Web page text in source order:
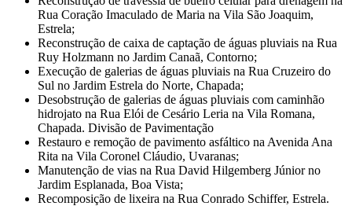
Rua Coração Imaculado de Maria na Vila São Joaquim,
Estrela;
Reconstrução de caixa de captação de águas pluviais na Rua
Ruy Holzmann no Jardim Canaã, Contorno;
Execução de galerias de águas pluviais na Rua Cruzeiro do
Sul no Jardim Estrela do Norte, Chapada;
Desobstrução de galerias de águas pluviais com caminhão
hidrojato na Rua Elói de Cesário Leria na Vila Romana,
Chapada. Divisão de Pavimentação
Restauro e remoção de pavimento asfáltico na Avenida Ana
Rita na Vila Coronel Cláudio, Uvaranas;
Manutenção de vias na Rua David Hilgemberg Júnior no
Jardim Esplanada, Boa Vista;
Recomposição de lixeira na Rua Conrado Schiffer, Estrela.